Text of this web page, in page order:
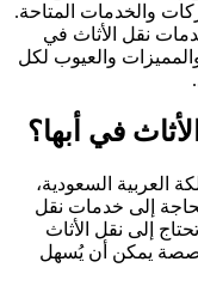
والخدمات المتاحة.
نقل الأثاث في
والعيوب لكل
في أبها؟
العربية السعودية،
إلى خدمات نقل
إلى نقل الأثاث
يمكن أن يُسهل